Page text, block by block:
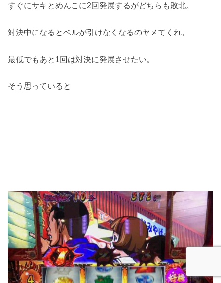
すぐにサキとめんこに2回発展するがどちらも敗北。
対決中になるとベルが引けなくなるのヤメてくれ。
最低でもあと1回は対決に発展させたい。
そう思っていると